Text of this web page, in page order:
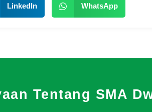
LinkedIn WhatsApp
Tentang SMA